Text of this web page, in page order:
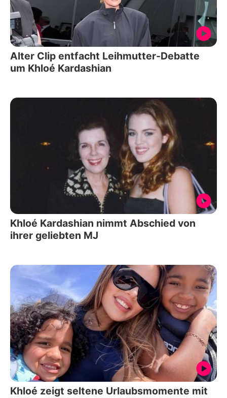
Alter Clip entfacht Leihmutter-Debatte
um Khloé Kardashian
Khloé Kardashian nimmt Abschied von
ihrer geliebten MJ
Khloé zeigt seltene Urlaubsmomente mit